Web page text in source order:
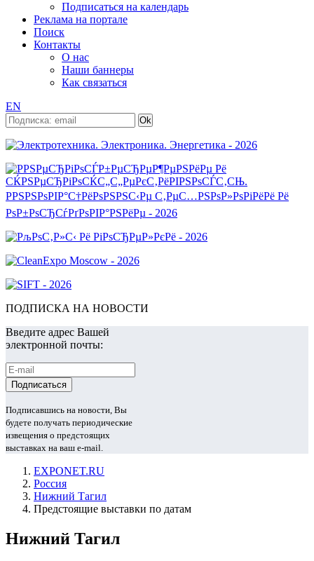
Подписаться на календарь
Реклама на портале
Поиск
Контакты
О нас
Наши баннеры
Как связаться
EN
ПОДПИСКА НА НОВОСТИ
Введите адрес Вашей
электронной почты:
Подписавшись на новости, Вы
будете получать периодические
извещения о предстоящих
выставках на ваш e-mail.
EXPONET.RU
Россия
Нижний Тагил
Предстоящие выставки по датам
Нижний Тагил